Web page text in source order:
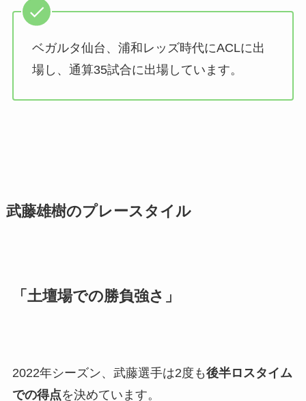
ベガルタ仙台、浦和レッズ時代にACLに出
場し、通算35試合に出場しています。
武藤雄樹のプレースタイル
「土壇場での勝負強さ」
2022年シーズン、武藤選手は2度も後半ロスタイム
での得点を決めています。